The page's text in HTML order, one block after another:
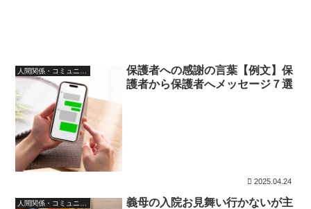
保護者への感謝の言葉【例文】保
護者から保護者へメッセージ７選
2025.04.24
義母の入院お見舞い行かないが主